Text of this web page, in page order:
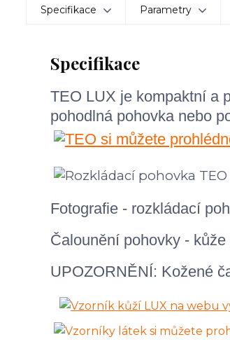
Specifikace Parametry
Specifikace
TEO LUX je kompaktní a
pohodlná pohovka nebo
Fotografie - rozkládací
Čalounění pohovky -
UPOZORNĚNÍ: Kožené